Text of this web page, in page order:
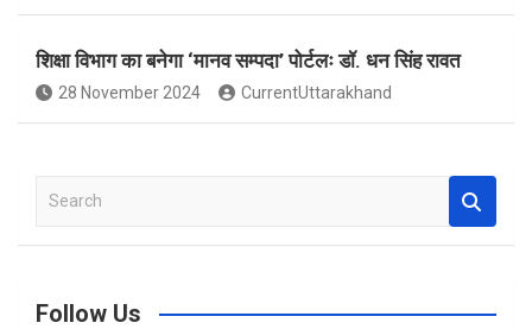
शिक्षा विभाग का बनेगा ‘मानव सम्पदा’ पोर्टलः डॉ. धन सिंह रावत
28 November 2024 CurrentUttarakhand
a
c
Follow Us